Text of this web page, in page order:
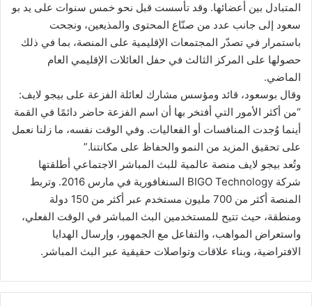
المتبادل بين أعضائها. وقد تأسست قبل نحو خمس سنوات على يد بو
سعود إلى جانب عدد من صنّاع المحتوى والمذيعين، ونجحت
باستمرار في تصدّر المجتمعات الإقليمية على المنصة، بما في ذلك
حصولها على المركز الثالث في حفل العائلات الإقليمي العام
الماضي.
وقال بوسعود، قائد ومؤسس مشارك لعائلة الفزعة على بيجو لايف:
“من أكثر الأمور التي أفتخر بها أن اسم الفزعة حاضر دائمًا في القمة
أينما وُجدت المنافسات أو الفعاليات. وفي الوقت نفسه، ما زلنا نعمل
على تحقيق المزيد من النمو والحفاظ على مكانتنا.”
وتُعد بيجو لايف منصة عالمية للبث المباشر الاجتماعي أطلقتها
شركة BIGO Technology السنغافورية في مارس 2016. وتربط
المنصة أكثر من 700 مليون مستخدم عبر أكثر من 150 دولة
ومنطقة، حيث تتيح للمستخدمين البث المباشر في الوقت الفعلي،
واستعراض المواهب، والتفاعل مع الجمهور، وإرسال الهدايا
الافتراضية، وبناء علاقات وتواصلات حقيقية عبر البث المباشر.